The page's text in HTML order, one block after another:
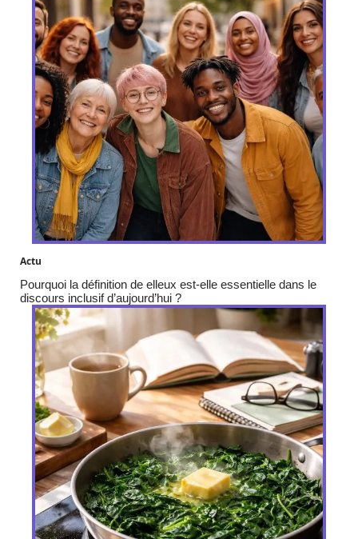
Actu
Pourquoi la définition de elleux est-elle essentielle dans le
discours inclusif d’aujourd’hui ?